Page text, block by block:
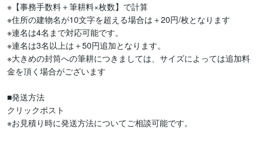
※【事務手数料＋筆耕料×枚数】で計算
※住所の建物名が10文字を超える場合は＋20円/枚となります
※連名は4名まで対応可能です。
※連名は3名以上は＋50円追加となります。
※大きめの封筒への筆耕につきましては、サイズによっては追加料
金を頂く場合がございます
■発送方法
クリックポスト
※お見積り時に発送方法についてご相談可能です。